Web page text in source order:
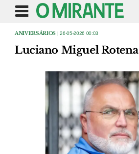
ANIVERSÁRIOS | 26-05-2026 00:03
Luciano Miguel Rotena